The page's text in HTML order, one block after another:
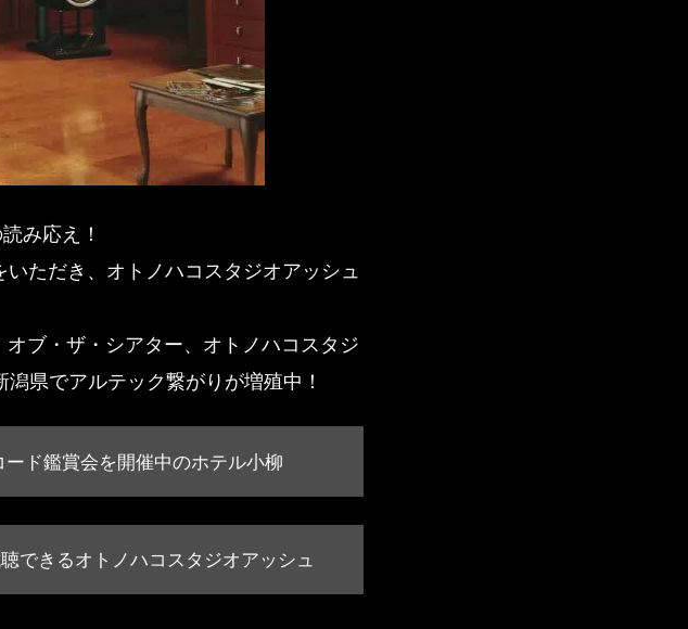
み応え！
ただき、オトノハコスタジオアッシュ
ブ・ザ・シアター、オトノハコスタジ
県でアルテック繋がりが増殖中！
ド鑑賞会を開催中のホテル小柳
できるオトノハコスタジオアッシュ